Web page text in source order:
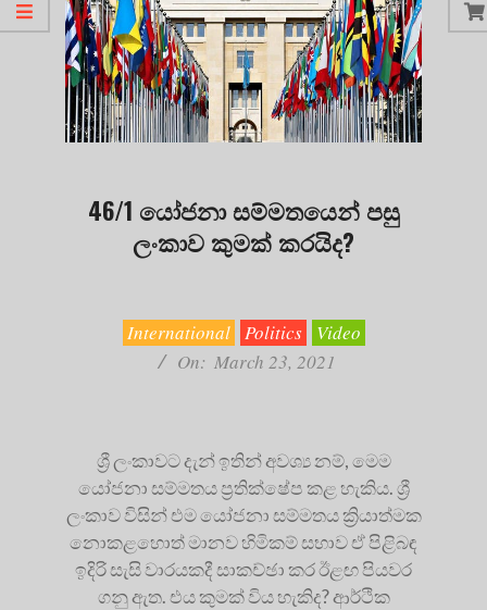
46/1 යෝජනා සම්මතයෙන් පසු
ලංකාව කුමක් කරයිද?
International Politics
Video
On: March 23, 2021
ශ්‍රී ලංකාවට දැන් ඉතින් අවශ්‍ය නම්, මෙම
යෝජනා සම්මතය ප්‍රතික්ෂේප කළ හැකිය. ශ්‍රී
ලංකාව විසින් එම යෝජනා සම්මතය ක්‍රියාත්මක
නොකළහොත් මානව හිමිකම් සභාව ඒ පිළිබඳ
ඉදිරි සැසි වාරයකදී සාකච්ඡා කර ඊළඟ පියවර
ගනු ඇත. එය කුමක් විය හැකිද? ආර්ථික